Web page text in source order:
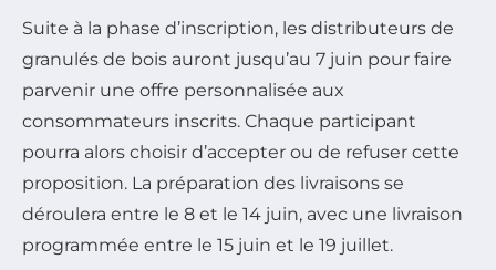
Suite à la phase d’inscription, les distributeurs de
granulés de bois auront jusqu’au 7 juin pour faire
parvenir une offre personnalisée aux
consommateurs inscrits. Chaque participant
pourra alors choisir d’accepter ou de refuser cette
proposition. La préparation des livraisons se
déroulera entre le 8 et le 14 juin, avec une livraison
programmée entre le 15 juin et le 19 juillet.